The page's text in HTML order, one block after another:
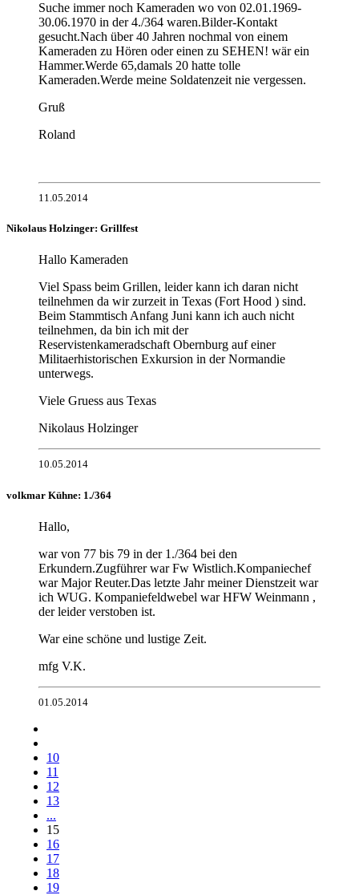
Suche immer noch Kameraden wo von 02.01.1969-
30.06.1970 in der 4./364 waren.Bilder-Kontakt
gesucht.Nach über 40 Jahren nochmal von einem
Kameraden zu Hören oder einen zu SEHEN! wär ein
Hammer.Werde 65,damals 20 hatte tolle
Kameraden.Werde meine Soldatenzeit nie vergessen.
Gruß
Roland
11.05.2014
Nikolaus Holzinger: Grillfest
Hallo Kameraden
Viel Spass beim Grillen, leider kann ich daran nicht
teilnehmen da wir zurzeit in Texas (Fort Hood ) sind.
Beim Stammtisch Anfang Juni kann ich auch nicht
teilnehmen, da bin ich mit der
Reservistenkameradschaft Obernburg auf einer
Militaerhistorischen Exkursion in der Normandie
unterwegs.
Viele Gruess aus Texas
Nikolaus Holzinger
10.05.2014
volkmar Kühne: 1./364
Hallo,
war von 77 bis 79 in der 1./364 bei den
Erkundern.Zugführer war Fw Wistlich.Kompaniechef
war Major Reuter.Das letzte Jahr meiner Dienstzeit war
ich WUG. Kompaniefeldwebel war HFW Weinmann ,
der leider verstoben ist.
War eine schöne und lustige Zeit.
mfg V.K.
01.05.2014
10
11
12
13
...
15
16
17
18
19